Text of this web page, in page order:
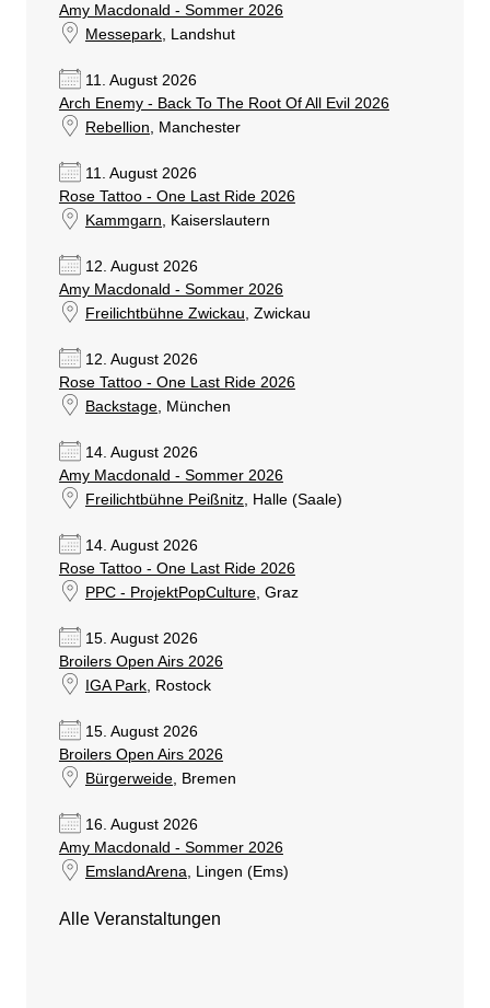
Amy Macdonald - Sommer 2026
Messepark, Landshut
11. August 2026
Arch Enemy - Back To The Root Of All Evil 2026
Rebellion , Manchester
11. August 2026
Rose Tattoo - One Last Ride 2026
Kammgarn , Kaiserslautern
12. August 2026
Amy Macdonald - Sommer 2026
Freilichtbühne Zwickau , Zwickau
12. August 2026
Rose Tattoo - One Last Ride 2026
Backstage, München
14. August 2026
Amy Macdonald - Sommer 2026
Freilichtbühne Peißnitz, Halle (Saale)
14. August 2026
Rose Tattoo - One Last Ride 2026
PPC - ProjektPopCulture, Graz
15. August 2026
Broilers Open Airs 2026
IGA Park, Rostock
15. August 2026
Broilers Open Airs 2026
Bürgerweide, Bremen
16. August 2026
Amy Macdonald - Sommer 2026
EmslandArena , Lingen (Ems)
Alle Veranstaltungen